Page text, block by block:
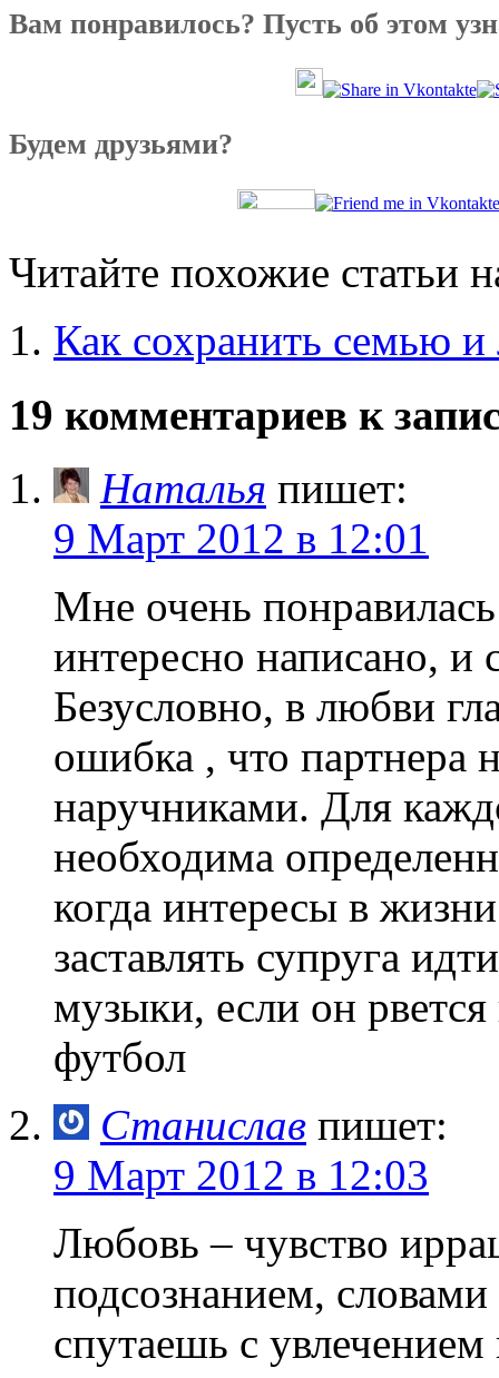
Вам понравилось? Пусть об этом
Будем друзьями?
Читайте похожие статьи
Как сохранить семью
19 комментариев к
Наталья пишет:
9 Март 2012 в 12:01
Мне очень
интересно написано, и
Безусловно, в любви
ошибка , что партнера
наручниками. Для
необходима
когда интересы в
заставлять супруга
музыки, если он
футбол
Станислав пишет:
9 Март 2012 в 12:03
Любовь – чувство
подсознанием, словами
спутаешь с